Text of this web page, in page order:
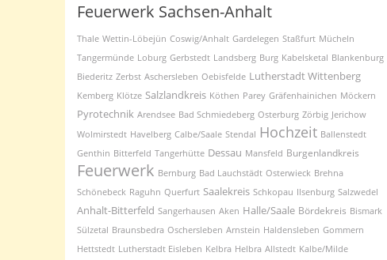
Feuerwerk Sachsen-Anhalt
Thale Wettin-Löbejün Coswig/Anhalt Gardelegen Staßfurt Mücheln
Tangermünde Loburg Gerbstedt Landsberg Burg Kabelsketal Blankenburg
Biederitz Zerbst Aschersleben Oebisfelde Lutherstadt Wittenberg
Kemberg Klötze Salzlandkreis Köthen Parey Gräfenhainichen Möckern
Pyrotechnik Arendsee Bad Schmiedeberg Osterburg Zörbig Jerichow
Wolmirstedt Havelberg Calbe/Saale Stendal Hochzeit Ballenstedt
Genthin Bitterfeld Tangerhütte Dessau Mansfeld Burgenlandkreis
Feuerwerk Bernburg Bad Lauchstädt Osterwieck Brehna
Schönebeck Raguhn Querfurt Saalekreis Schkopau Ilsenburg Salzwedel
Anhalt-Bitterfeld Sangerhausen Aken Halle/Saale Bördekreis Bismark
Sülzetal Braunsbedra Oschersleben Arnstein Haldensleben Gommern
Hettstedt Lutherstadt Eisleben Kelbra Helbra Allstedt Kalbe/Milde